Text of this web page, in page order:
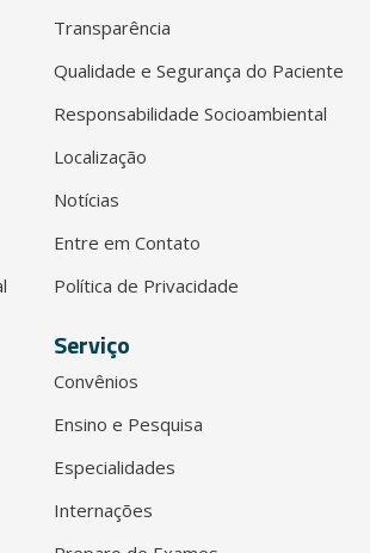
Transparência
Qualidade e Segurança do Paciente
Responsabilidade Socioambiental
Localização
Notícias
Entre em Contato
Política de Privacidade
Serviço
Convênios
Ensino e Pesquisa
Especialidades
Internações